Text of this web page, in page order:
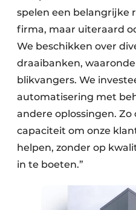
spelen een belangrijke
firma, maar uiteraard
We beschikken over
draaibanken,
blikvangers. We
automatisering met
andere oplossingen.
capaciteit om onze
helpen, zonder op
in te boeten.”